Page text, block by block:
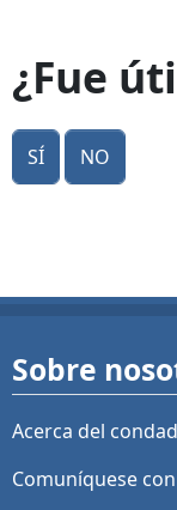
¿Fue
Sí No
Sobre
Acerca del
Comuníquese